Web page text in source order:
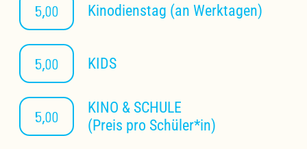
5,00 Kinodienstag (an Werktagen)
5,00 KIDS
5,00
KINO & SCHULE
(Preis pro Schüler*in)